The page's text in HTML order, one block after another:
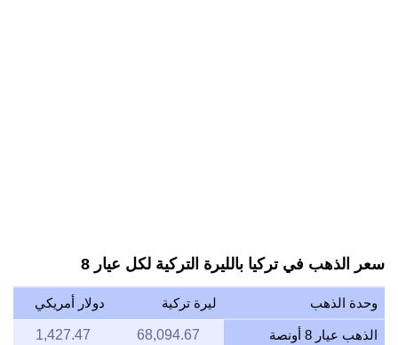
سعر الذهب في تركيا بالليرة التركية لكل عيار 8
وحدة الذهب ليرة تركية دولار أمريكي
الذهب عيار 8 أونصة 68,094.67
1,427.47